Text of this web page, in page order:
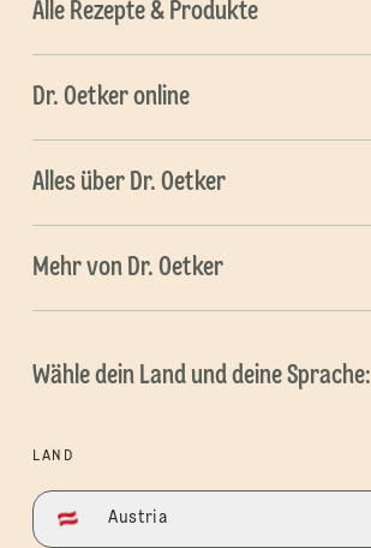
Alle Rezepte & Produkte
Dr. Oetker online
Alles über Dr. Oetker
Mehr von Dr. Oetker
Wähle dein Land und deine Sprache:
LAND
Austria